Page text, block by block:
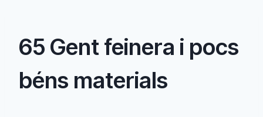
65 Gent feinera i pocs
béns materials